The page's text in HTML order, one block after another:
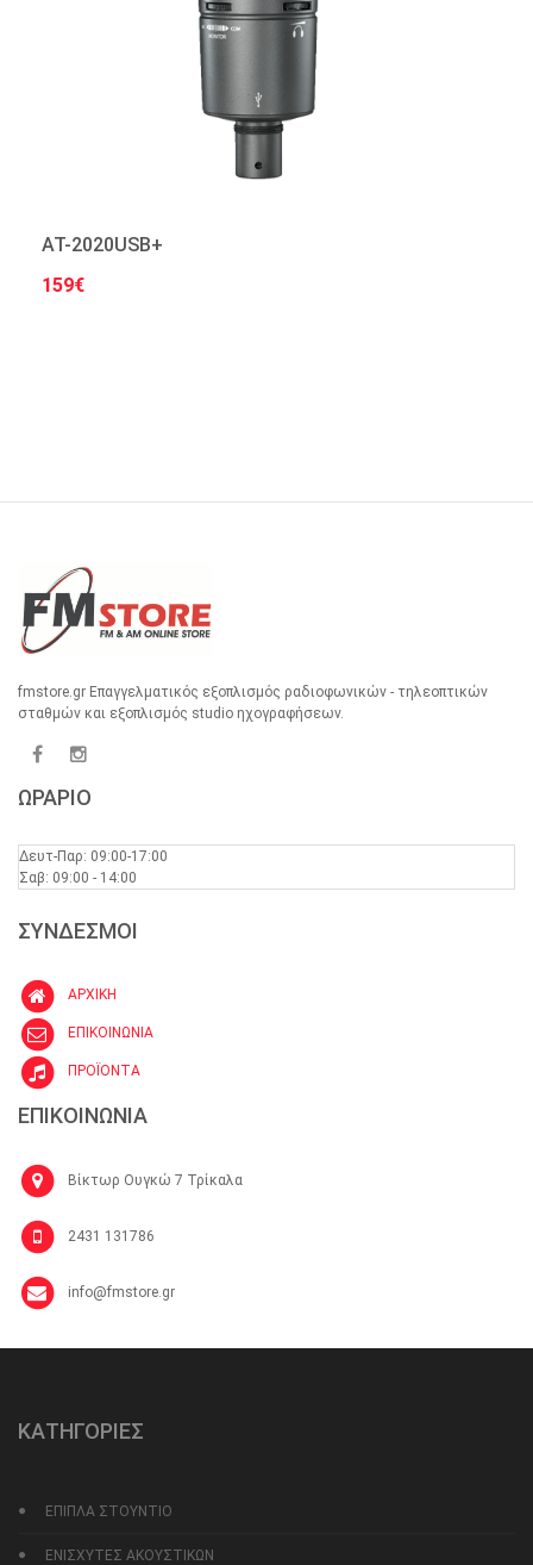
AT-2020USB+
159€
fmstore.gr Επαγγελματικός εξοπλισμός ραδιοφωνικών - τηλεοπτικών
σταθμών και εξοπλισμός studio ηχογραφήσεων.
ΩΡΑΡΙΟ
Δευτ-Παρ: 09:00-17:00
Σαβ: 09:00 - 14:00
ΣΥΝΔΕΣΜΟΙ
ΑΡΧΙΚΗ
ΕΠΙΚΟΙΝΩΝΙΑ
ΠΡΟΪΟΝΤΑ
ΕΠΙΚΟΙΝΩΝΙΑ
Βίκτωρ Ουγκώ 7 Τρίκαλα
2431 131786
info@fmstore.gr
ΚΑΤΗΓΟΡΙΕΣ
ΕΠΙΠΛΑ ΣΤΟΥΝΤΙΟ
ΕΝΙΣΧΥΤΕΣ ΑΚΟΥΣΤΙΚΩΝ